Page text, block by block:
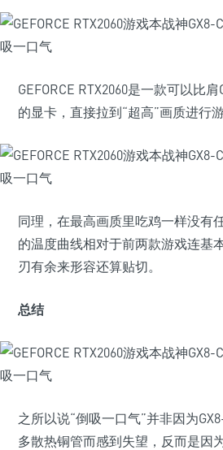
GEFORCE RTX2060是一款可以比肩
的显卡，直接拉到“超高”画质进行
同理，在最高画质里吃鸡一样没有
的温度曲线相对于前两款游戏连基
刃有余来形容还算贴切。
总结
之所以说“倒吸一口气”并非因为
多散热铜管而感到失望，反而是因